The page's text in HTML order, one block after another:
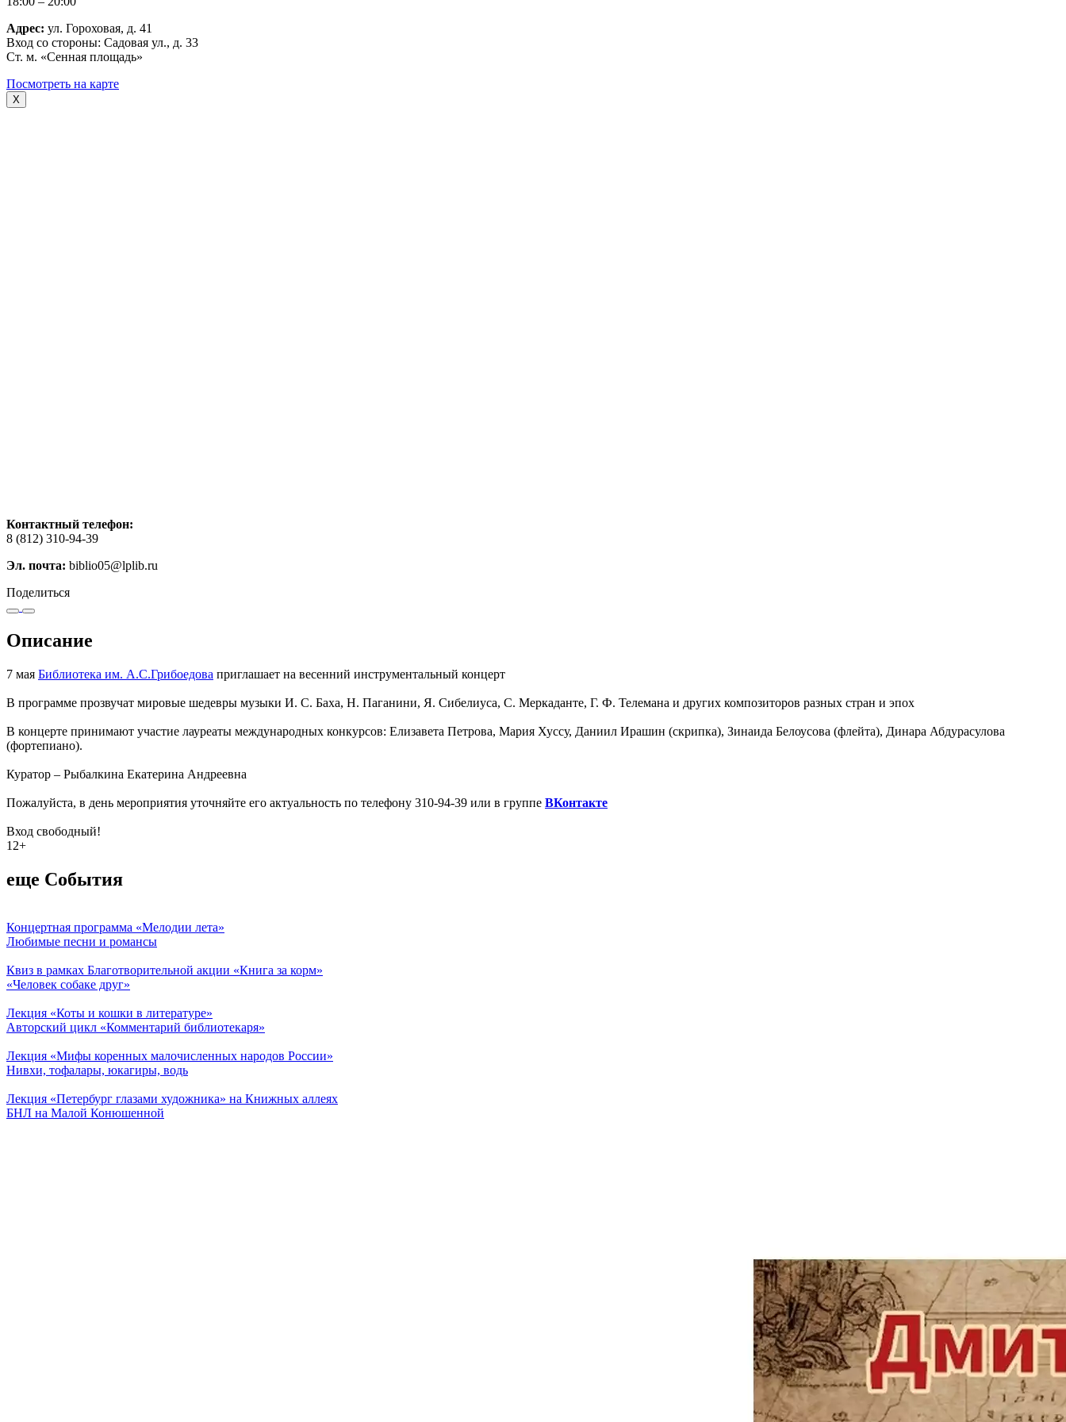
Адрес: ул. Гороховая, д. 41
Вход со стороны: Садовая ул., д. 33
Ст. м. «Сенная площадь»
Посмотреть на карте
X
Контактный телефон:
8 (812) 310-94-39
Эл. почта: biblio05@lplib.ru
Поделиться
Описание
7 мая Библиотека им. А.С.Грибоедова приглашает на весенний инструментальный концерт
В программе прозвучат мировые шедевры музыки И. С. Баха, Н. Паганини, Я. Сибелиуса, С. Меркаданте, Г. Ф. Телемана и других композиторов разных стран и эпох
В концерте принимают участие лауреаты международных конкурсов: Елизавета Петрова, Мария Хуссу, Даниил Ирашин (скрипка), Зинаида Белоусова (флейта), Динара Абдурасулова
(фортепиано).
Куратор – Рыбалкина Екатерина Андреевна
Пожалуйста, в день мероприятия уточняйте его актуальность по телефону 310-94-39 или в группе ВКонтакте
Вход свободный!
12+
еще События
Концертная программа «Мелодии лета»
Любимые песни и романсы
Квиз в рамках Благотворительной акции «Книга за корм»
«Человек собаке друг»
Лекция «Коты и кошки в литературе»
Авторский цикл «Комментарий библиотекаря»
Лекция «Мифы коренных малочисленных народов России»
Нивхи, тофалары, юкагиры, водь
Лекция «Петербург глазами художника» на Книжных аллеях
БНЛ на Малой Конюшенной